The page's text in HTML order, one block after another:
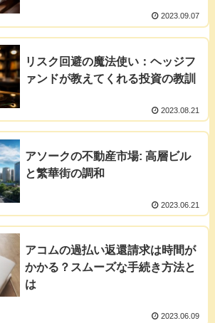
2023.09.07
リスク回避の魔法使い：ヘッジフ
ァンドが教えてくれる投資の教訓
2023.08.21
アソークの不動産市場: 高層ビル
と繁華街の調和
2023.06.21
アコムの過払い返還請求は時間が
かかる？スムーズな手続き方法と
は
2023.06.09